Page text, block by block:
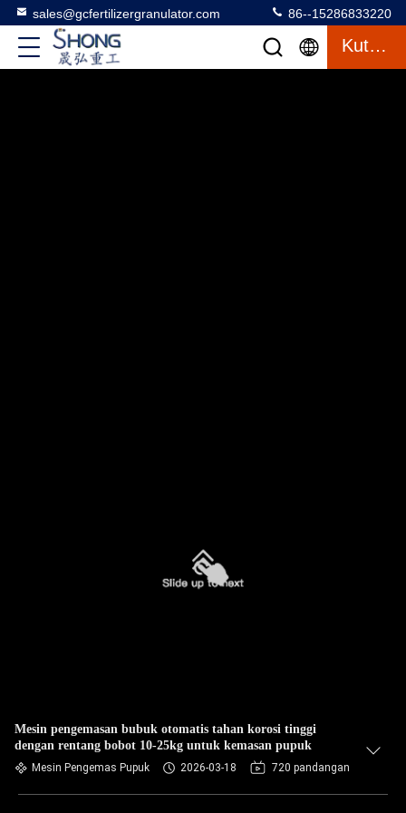
sales@gcfertilizergranulator.com 86--15286833220
Kutipan
Mesin pengemasan bubuk otomatis tahan korosi tinggi
dengan rentang bobot 10-25kg untuk kemasan pupuk
Mesin Pengemas Pupuk 2026-03-18 720 pandangan